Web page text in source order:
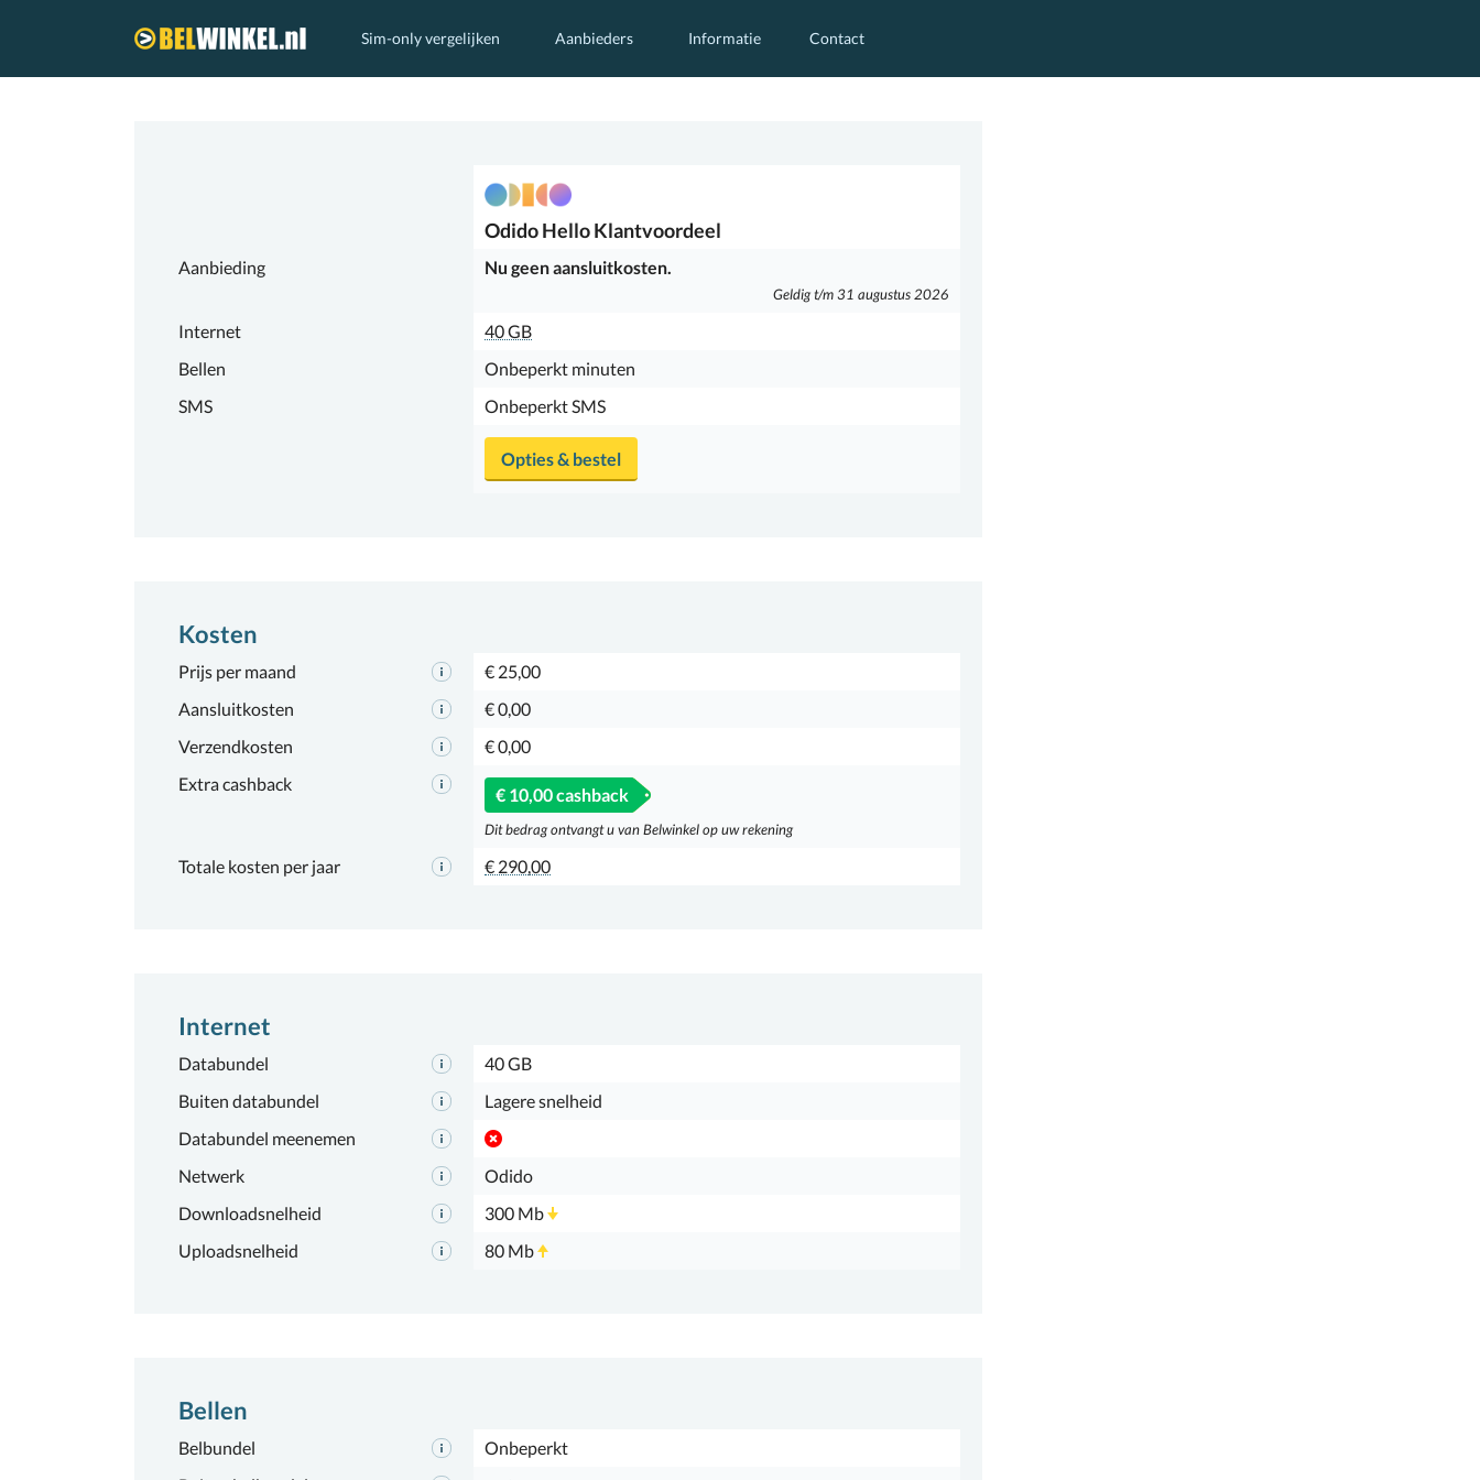
Sim-only vergelijken Aanbieders Informatie Contact
OdidoHello Klantvoordeel
Aanbieding Nu geen aansluitkosten.
Geldig t/m 31 augustus 2026
Internet
40 GB
Bellen
Onbeperkt minuten
SMS
Onbeperkt SMS
Opties & bestel
Kosten
Prijs per maand
€ 25,00
Aansluitkosten
€ 0,00
Verzendkosten
€ 0,00
Extra cashback
€ 10,00 cashback
Dit bedrag ontvangt u van Belwinkel op uw rekening
Totale kosten per jaar € 290,00
Internet
Databundel
40 GB
Buiten databundel
Lagere snelheid
Databundel meenemen
Netwerk
Odido
Downloadsnelheid
300 Mb
Uploadsnelheid
80 Mb
Bellen
Belbundel
Onbeperkt